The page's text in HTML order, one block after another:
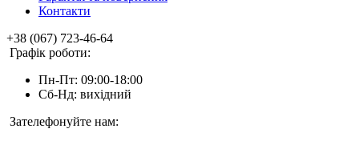
Контакти
+38 (067) 723-46-64
Графік роботи:
Пн-Пт: 09:00-18:00
Сб-Нд: вихідний
Зателефонуйте нам: